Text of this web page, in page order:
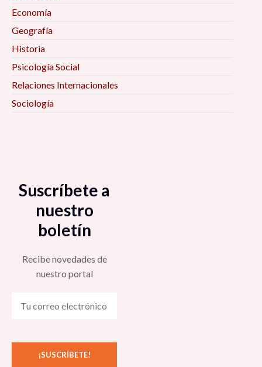
Economía
Geografía
Historia
Psicología Social
Relaciones Internacionales
Sociología
Suscríbete a
nuestro
boletín
Recibe novedades de
nuestro portal